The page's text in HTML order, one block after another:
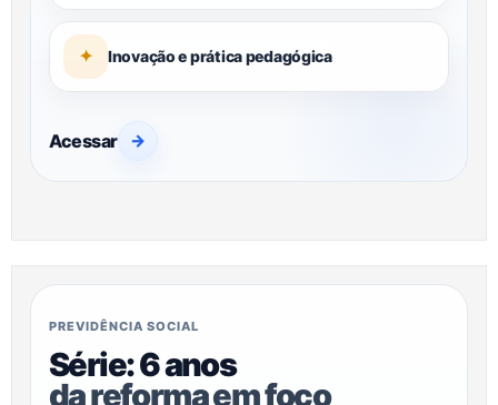
✦ Inovação e prática pedagógica
Acessar →
PREVIDÊNCIA SOCIAL
Série: 6 anos
da reforma em foco